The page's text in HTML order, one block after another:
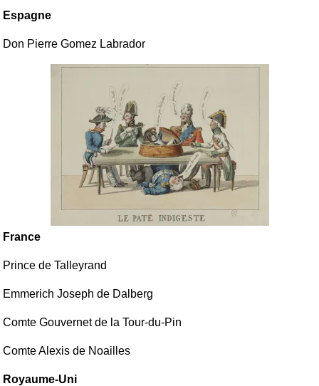
Espagne
Don Pierre Gomez Labrador
France
Prince de Talleyrand
Emmerich Joseph de Dalberg
Comte Gouvernet de la Tour-du-Pin
Comte Alexis de Noailles
Royaume-Uni